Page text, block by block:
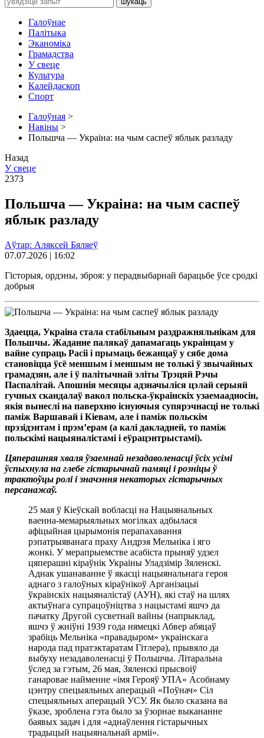
Галоўнае
Палітыка
Эканоміка
Грамадства
У свеце
Культура
Калейдаскоп
Спорт
Галоўная >
Навіны >
Польшча — Украіна: на чым саспеў яблык разладу
Назад
У свеце
2373
Польшча — Украіна: на чым саспеў
яблык разладу
Аўтар: Аляксей Бяляеў
07.07.2026 | 16:02
Гісторыя, ордэны, зброя: у перадвыбарнай барацьбе ўсе сродкі
добрыя
Здаецца, Украіна стала стабільным раздражняльнікам для
Польшчы. Жаданне палякаў дапамагаць украінцам у
вайне супраць Расіі і прымаць бежанцаў у сябе дома
становіцца ўсё меншым і меншым не толькі ў звычайных
грамадзян, але і ў палітычнай эліты Трэцяй Рэчы
Паспалітай. Апошнія месяцы адзначыліся цэлай серыяй
гучных скандалаў вакол польска-ўкраінскіх узаемаадносін,
якія вынеслі на паверхню існуючыя супярэчнасці не толькі
паміж Варшавай і Кіевам, але і паміж польскім
прэзідэнтам і прэм’ерам (а калі дакладней, то паміж
польскімі нацыяналістамі і еўрацэнтрыстамі).
Цяперашняя хваля ўзаемнай незадаволенасці ўсіх усімі
ўспыхнула на глебе гістарычнай памяці і розніцы ў
трактоўцы ролі і значэння некаторых гістарычных
персанажаў.
25 мая ў Кіеўскай вобласці на Нацыянальных
ваенна-мемарыяльных могілках адбылася
афіцыйная цырымонія перапахавання
рэпатрыяванага праху Андрэя Мельніка і яго
жонкі. У мерапрыемстве асабіста прыняў удзел
цяперашні кіраўнік Украіны Уладзімір Зяленскі.
Аднак ушанаванне ў якасці нацыянальнага героя
аднаго з галоўных кіраўнікоў Арганізацыі
ўкраінскіх нацыяналістаў (АУН), які стаў на шлях
актыўнага супрацоўніцтва з нацыстамі яшчэ да
пачатку Другой сусветнай вайны (напрыклад,
яшчэ ў жніўні 1939 года нямецкі Абвер абяцаў
зрабіць Мельніка «правадыром» украінскага
народа пад пратэктаратам Гітлера), прывяло да
выбуху незадаволенасці ў Польшчы. Літаральна
ўслед за гэтым, 26 мая, Зяленскі прысвоіў
ганаровае найменне «імя Герояў УПА» Асобнаму
цэнтру спецыяльных аперацый «Поўнач» Сіл
спецыяльных аперацый УСУ. Як было сказана ва
ўказе, зроблена гэта было за ўзорнае выкананне
баявых задач і для «аднаўлення гістарычных
традыцый нацыянальнай арміі».